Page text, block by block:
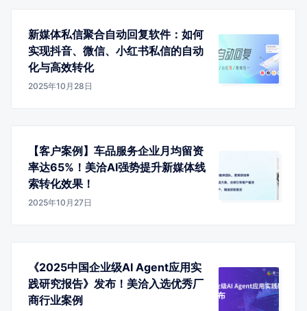
新媒体私信聚合自动回复软件：如何
实现抖音、微信、小红书私信的自动
化与高效转化
2025年10月28日
【客户案例】车品服务企业月均留资
率达65%！美洽AI强势提升新媒体线
索转化效果！
2025年10月27日
《2025中国企业级AI Agent应用实
践研究报告》发布！美洽入选优秀厂
商行业案例